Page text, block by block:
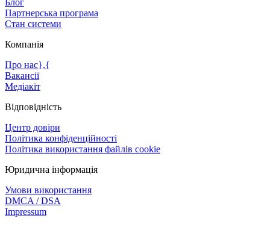
Партнерська програма
Стан системи
Компанія
Про нас},{
Вакансії
Медіакіт
Відповідність
Центр довіри
Політика конфіденційності
Політика використання файлів cookie
Юридична інформація
Умови використання
DMCA / DSA
Impressum